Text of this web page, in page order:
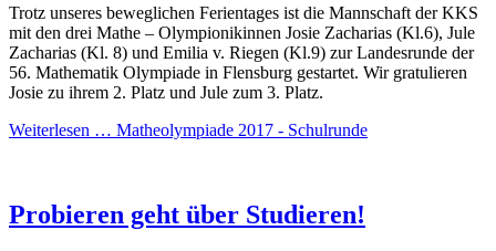
Trotz unseres beweglichen Ferientages ist die Mannschaft der KKS
mit den drei Mathe – Olympionikinnen Josie Zacharias (Kl.6), Jule
Zacharias (Kl. 8) und Emilia v. Riegen (Kl.9) zur Landesrunde der
56. Mathematik Olympiade in Flensburg gestartet. Wir gratulieren
Josie zu ihrem 2. Platz und Jule zum 3. Platz.
Weiterlesen … Matheolympiade 2017 - Schulrunde
Probieren geht über Studieren!